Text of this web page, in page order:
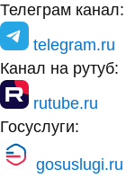
Телеграм канал:
telegram.ru
Канал на рутуб:
rutube.ru
Госуслуги:
gosuslugi.ru